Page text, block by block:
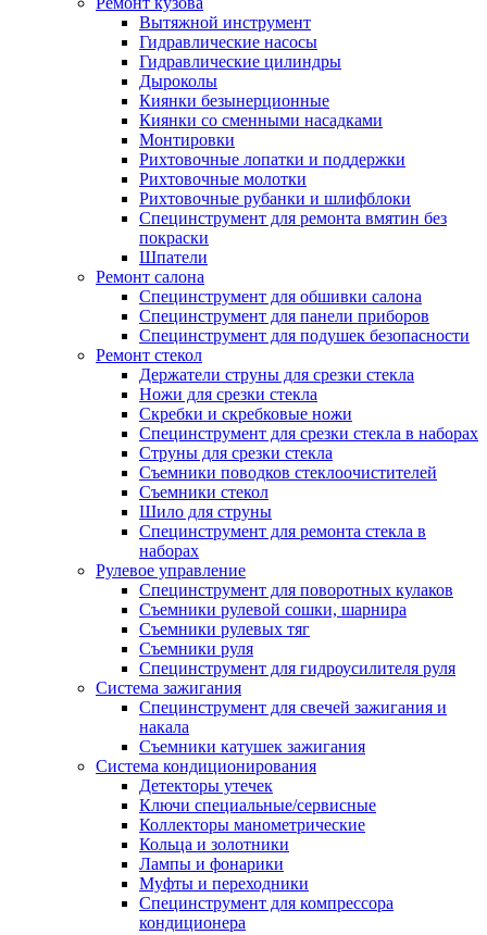
Вытяжной инструмент
Гидравлические насосы
Гидравлические цилиндры
Дыроколы
Киянки безынерционные
Киянки со сменными насадками
Монтировки
Рихтовочные лопатки и поддержки
Рихтовочные молотки
Рихтовочные рубанки и шлифблоки
Специнструмент для ремонта вмятин без
покраски
Шпатели
Ремонт салона
Специнструмент для обшивки салона
Специнструмент для панели приборов
Специнструмент для подушек безопасности
Ремонт стекол
Держатели струны для срезки стекла
Ножи для срезки стекла
Скребки и скребковые ножи
Специнструмент для срезки стекла в наборах
Струны для срезки стекла
Съемники поводков стеклоочистителей
Съемники стекол
Шило для струны
Специнструмент для ремонта стекла в
наборах
Рулевое управление
Специнструмент для поворотных кулаков
Съемники рулевой сошки, шарнира
Съемники рулевых тяг
Съемники руля
Специнструмент для гидроусилителя руля
Система зажигания
Специнструмент для свечей зажигания и
накала
Съемники катушек зажигания
Система кондиционирования
Детекторы утечек
Ключи специальные/сервисные
Коллекторы манометрические
Кольца и золотники
Лампы и фонарики
Муфты и переходники
Специнструмент для компрессора
кондиционера